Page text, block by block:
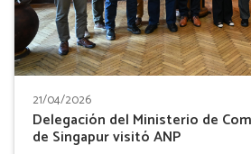
21/04/2026
Delegación del Ministerio de
de Singapur visitó ANP